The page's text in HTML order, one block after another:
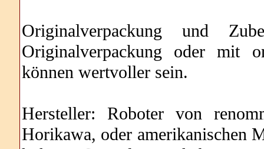
Originalverpackung und
Originalverpackung oder mit
können wertvoller sein.
Hersteller: Roboter von
Horikawa, oder amerikanischen